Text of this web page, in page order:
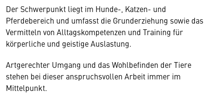
Der Schwerpunkt liegt im Hunde-, Katzen- und
Pferdebereich und umfasst die Grunderziehung sowie das
Vermitteln von Alltagskompetenzen und Training für
körperliche und geistige Auslastung.
Artgerechter Umgang und das Wohlbefinden der Tiere
stehen bei dieser anspruchsvollen Arbeit immer im
Mittelpunkt.